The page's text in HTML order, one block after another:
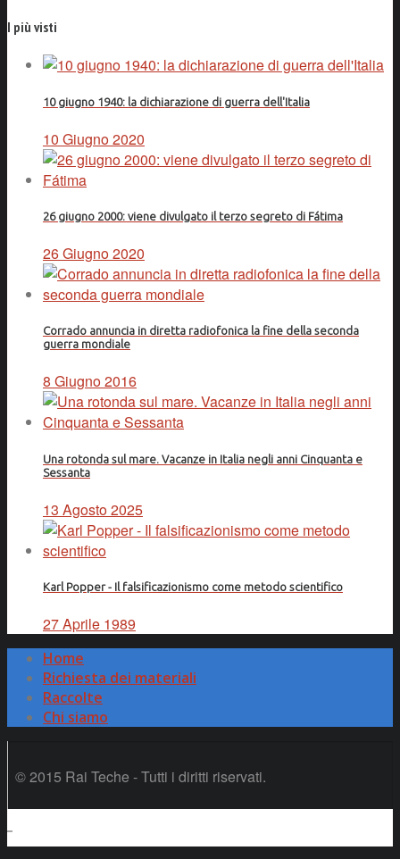
I più visti
10 giugno 1940: la dichiarazione di guerra dell'Italia
10 Giugno 2020
26 giugno 2000: viene divulgato il terzo segreto di Fátima
26 Giugno 2020
Corrado annuncia in diretta radiofonica la fine della seconda
guerra mondiale
8 Giugno 2016
Una rotonda sul mare. Vacanze in Italia negli anni Cinquanta e
Sessanta
13 Agosto 2025
Karl Popper - Il falsificazionismo come metodo scientifico
27 Aprile 1989
Home
Richiesta dei materiali
Raccolte
Chi siamo
© 2015 Rai Teche - Tutti i diritti riservati.